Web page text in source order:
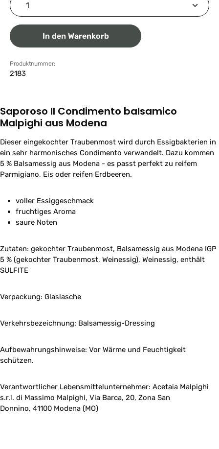
In den Warenkorb
Produktnummer:
2183
Saporoso Il Condimento balsamico
Malpighi aus Modena
Dieser eingekochter Traubenmost wird durch Essigbakterien in
ein sehr harmonisches Condimento verwandelt. Dazu kommen
5 % Balsamessig aus Modena - es passt perfekt zu reifem
Parmigiano, Eis oder reifen Erdbeeren.
voller Essiggeschmack
fruchtiges Aroma
saure Noten
Zutaten: gekochter Traubenmost, Balsamessig aus Modena IGP
5 % (gekochter Traubenmost, Weinessig), Weinessig, enthält
SULFITE
Verpackung: Glaslasche
Verkehrsbezeichnung: Balsamessig-Dressing
Aufbewahrungshinweise: Vor Wärme und Feuchtigkeit
schützen.
Verantwortlicher Lebensmittelunternehmer: Acetaia Malpighi
s.r.l. di Massimo Malpighi, Via Barca, 20, Zona San
Donnino, 41100 Modena (MO)